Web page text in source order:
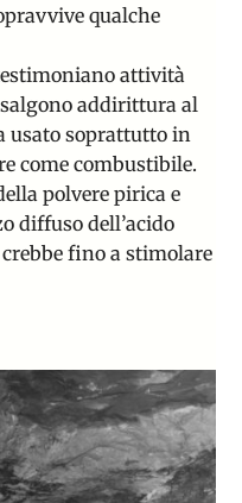
qualche
attività
addirittura al
usato soprattutto in
come combustibile.
polvere pirica e
diffuso dell’acido
fino a stimolare